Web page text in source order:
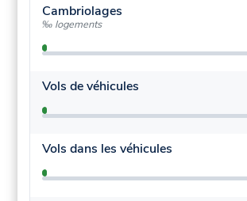
Cambriolages
‰ logements
Vols de véhicules
Vols dans les véhicules